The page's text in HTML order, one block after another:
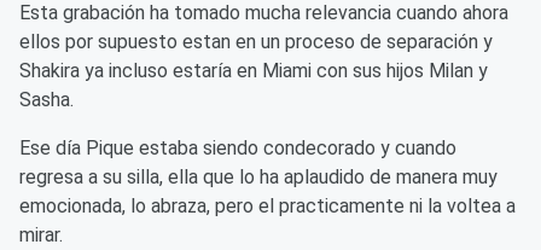
Esta grabación ha tomado mucha relevancia cuando ahora
ellos por supuesto estan en un proceso de separación y
Shakira ya incluso estaría en Miami con sus hijos Milan y
Sasha.
Ese día Pique estaba siendo condecorado y cuando
regresa a su silla, ella que lo ha aplaudido de manera muy
emocionada, lo abraza, pero el practicamente ni la voltea a
mirar.